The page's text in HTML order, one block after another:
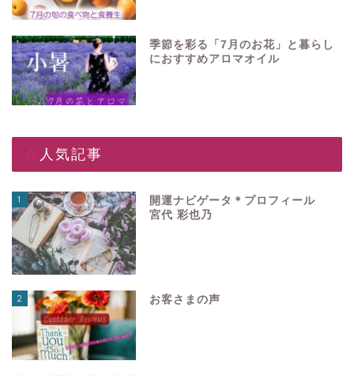
季節を彩る「7月のお花」と暮らし
におすすめアロマオイル
☆人気記事
1
開運ナビゲータ＊プロフィール
宮代 彩也乃
2 お客さまの声